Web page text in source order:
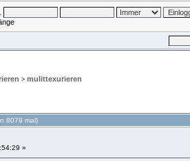
> mulittexurieren
8079 mal)
»